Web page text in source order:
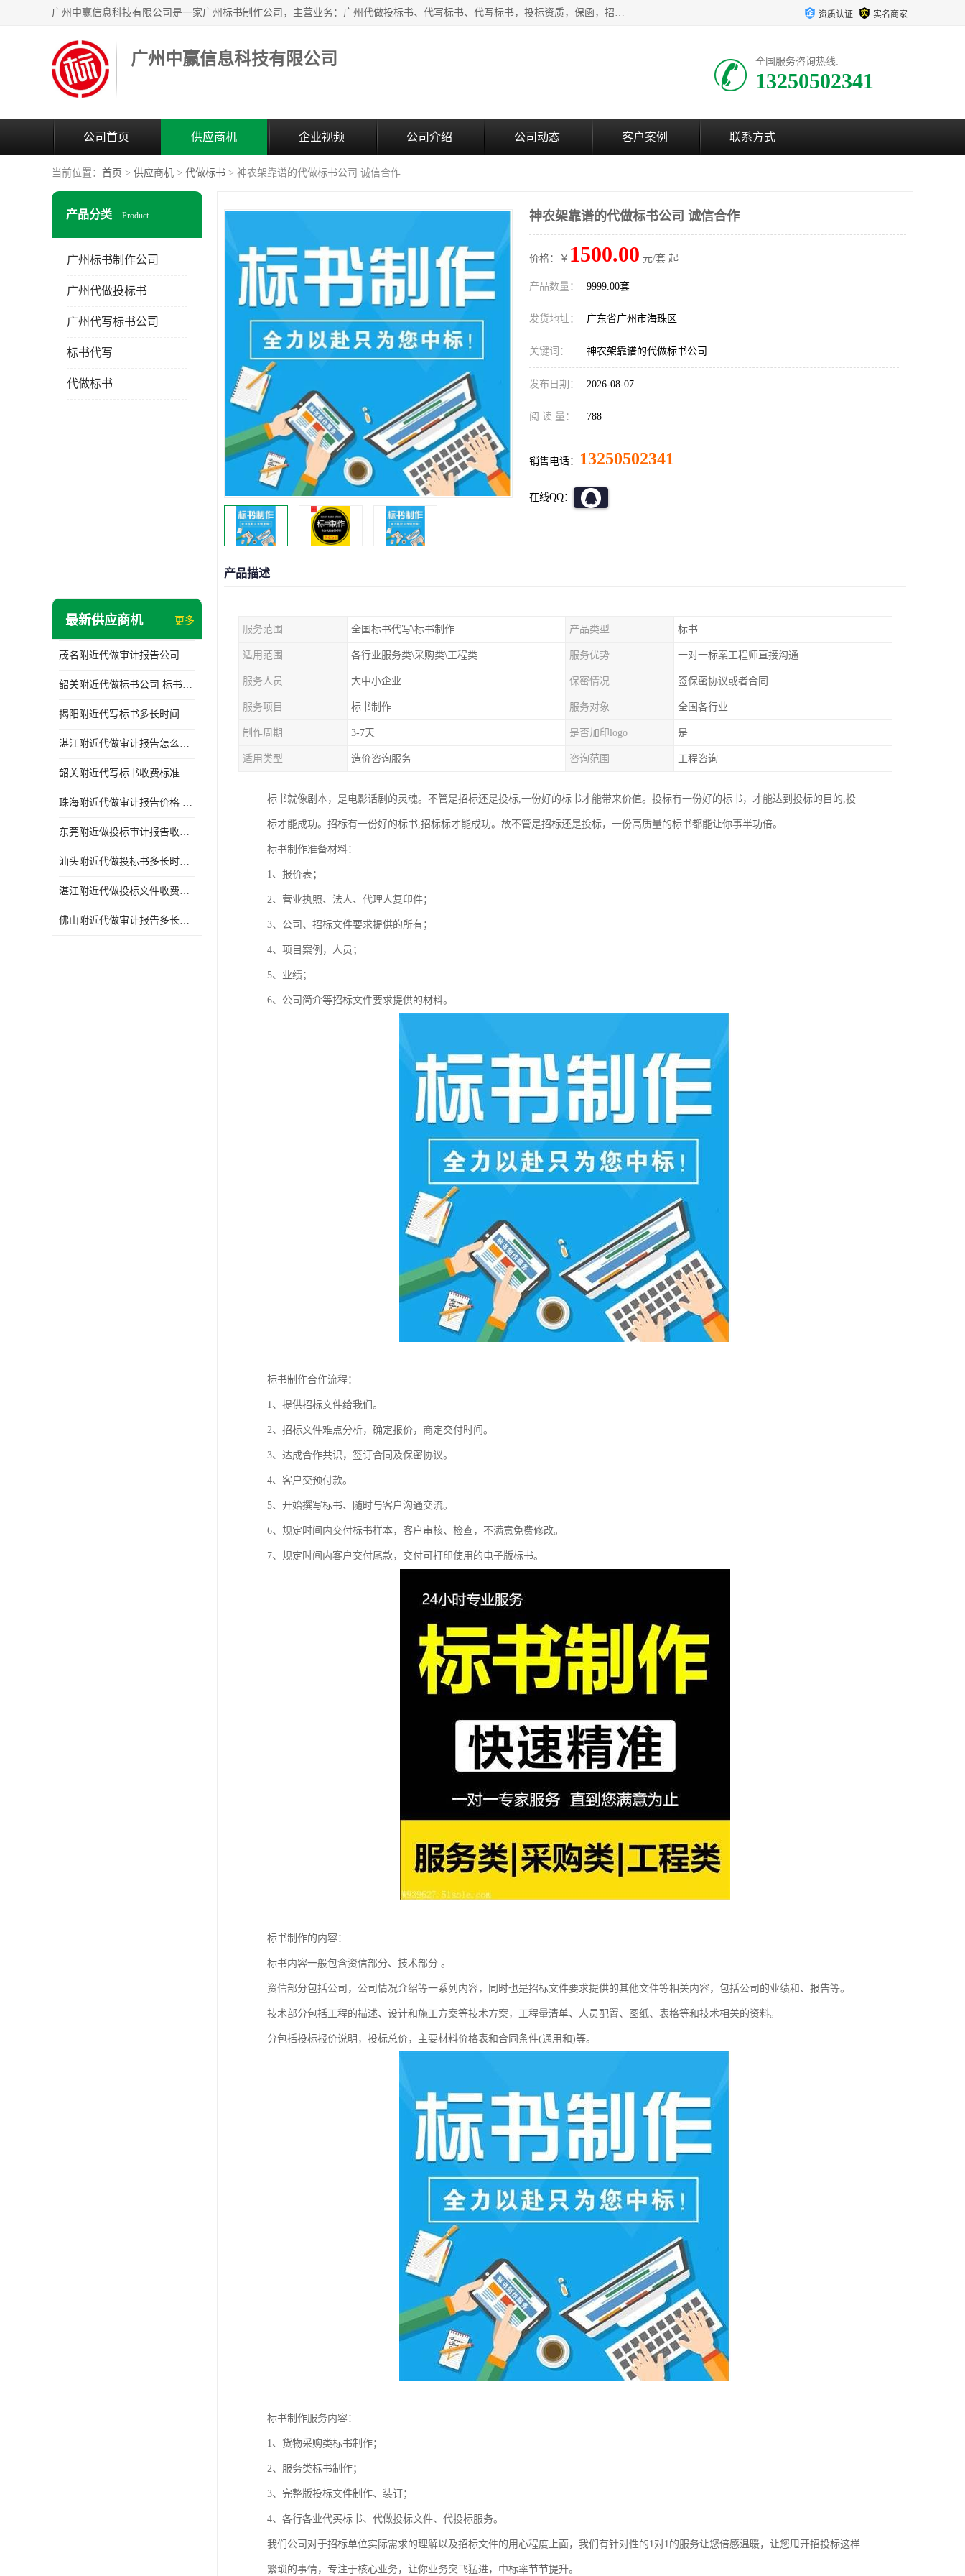
广州中赢信息科技有限公司是一家广州标书制作公司，主营业务：广州代做投标书、代写标书、代写标书，投标资质，保函，招投标培训等等，只要是投标中有需要的，我们这里都可以帮您解决。代写标书的中标案例也有很多。欢迎来电合作。 资质认证 实名商家
广州中赢信息科技有限公司 全国服务咨询热线:
13250502341
公司首页 供应商机 企业视频 公司介绍 公司动态 客户案例 联系方式
当前位置： 首页 > 供应商机 > 代做标书 > 神农架靠谱的代做标书公司 诚信合作
产品分类 Product
广州标书制作公司
广州代做投标书
广州代写标书公司
标书代写
代做标书
最新供应商机 更多
茂名附近代做审计报告公司 投标书怎么做
韶关附近代做标书公司 标书制作周期快
揭阳附近代写标书多长时间做好 投标书怎么做
湛江附近代做审计报告怎么收费 一对一服务
韶关附近代写标书收费标准 满足客户需求
珠海附近代做审计报告价格 投标书怎么做
东莞附近做投标审计报告收费标准 标书废标注意事项
汕头附近代做投标书多长时间做好 标书废标注意事项
湛江附近代做投标文件收费标准 投标书怎么做
佛山附近代做审计报告多长时间做好 标书打印封装
神农架靠谱的代做标书公司 诚信合作
价格：￥ 1500.00 元/套 起
产品数量： 9999.00套
发货地址： 广东省广州市海珠区
关键词： 神农架靠谱的代做标书公司
发布日期： 2026-08-07
阅 读 量： 788
销售电话： 13250502341
在线QQ：
产品描述
服务范围 全国标书代写\标书制作 产品类型 标书
适用范围 各行业服务类\采购类\工程类 服务优势 一对一标案工程师直接沟通
服务人员 大中小企业 保密情况 签保密协议或者合同
服务项目 标书制作 服务对象 全国各行业
制作周期 3-7天 是否加印logo 是
适用类型 造价咨询服务 咨询范围 工程咨询
标书就像剧本，是电影话剧的灵魂。不管是招标还是投标,一份好的标书才能带来价值。投标有一份好的标书，才能达到投标的目的,投
标才能成功。招标有一份好的标书,招标标才能成功。故不管是招标还是投标，一份高质量的标书都能让你事半功倍。
标书制作准备材料：
1、报价表；
2、营业执照、法人、代理人复印件；
3、公司、招标文件要求提供的所有；
4、项目案例，人员；
5、业绩；
6、公司简介等招标文件要求提供的材料。
标书制作合作流程：
1、提供招标文件给我们。
2、招标文件难点分析，确定报价，商定交付时间。
3、达成合作共识，签订合同及保密协议。
4、客户交预付款。
5、开始撰写标书、随时与客户沟通交流。
6、规定时间内交付标书样本，客户审核、检查，不满意免费修改。
7、规定时间内客户交付尾款，交付可打印使用的电子版标书。
标书制作的内容：
标书内容一般包含资信部分、技术部分 。
资信部分包括公司，公司情况介绍等一系列内容，同时也是招标文件要求提供的其他文件等相关内容，包括公司的业绩和、报告等。
技术部分包括工程的描述、设计和施工方案等技术方案，工程量清单、人员配置、图纸、表格等和技术相关的资料。
分包括投标报价说明，投标总价，主要材料价格表和合同条件(通用和)等。
标书制作服务内容：
1、货物采购类标书制作；
2、服务类标书制作；
3、完整版投标文件制作、装订；
4、各行各业代买标书、代做投标文件、代投标服务。
我们公司对于招标单位实际需求的理解以及招标文件的用心程度上面，我们有针对性的1对1的服务让您倍感温暖，让您甩开招投标这样
繁琐的事情，专注于核心业务，让你业务突飞猛进，中标率节节提升。